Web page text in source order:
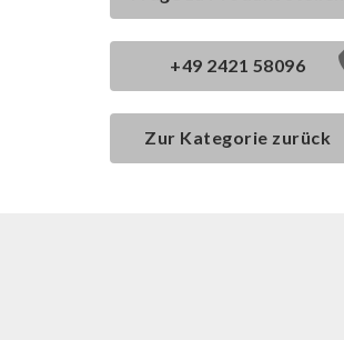
+49 2421 58096
Zur Kategorie zurück